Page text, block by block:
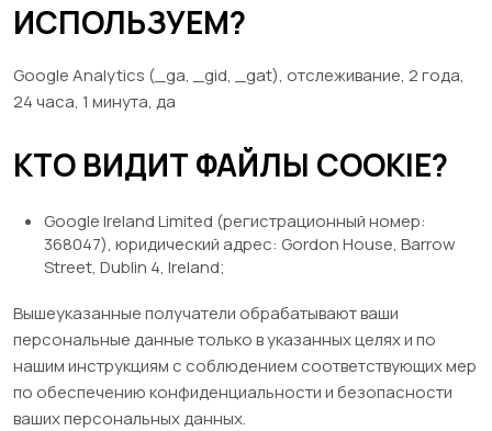
ИСПОЛЬЗУЕМ?
Google Analytics (_ga, _gid, _gat), отслеживание, 2 года,
24 часа, 1 минута, да
КТО ВИДИТ ФАЙЛЫ COOKIE?
Google Ireland Limited (регистрационный номер:
368047), юридический адрес: Gordon House, Barrow
Street, Dublin 4, Ireland;
Вышеуказанные получатели обрабатывают ваши
персональные данные только в указанных целях и по
нашим инструкциям с соблюдением соответствующих мер
по обеспечению конфиденциальности и безопасности
ваших персональных данных.